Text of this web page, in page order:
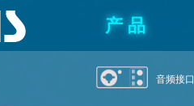
产 品
音频接口